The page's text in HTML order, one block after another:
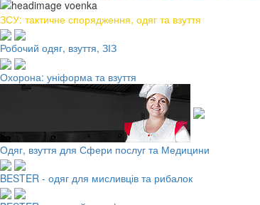
ЗСУ: тактичне спорядження, одяг та взуття
Робочий одяг, взуття, ЗІЗ
Охорона: уніформа та взуття
Одяг, взуття для Сфери послуг та Медицини
BESTER - одяг для мисливців та рибалок